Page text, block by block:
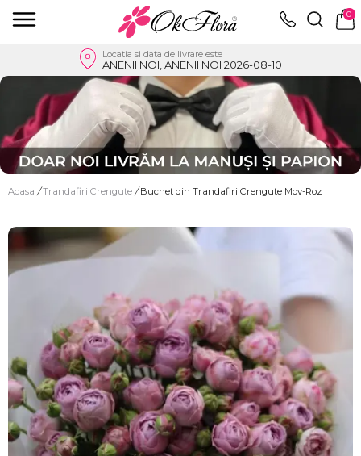
0
Locatia si data de livrare este
ANENII NOI, ANENII NOI 2026-08-10
Acasa / Trandafiri Crengute / Buchet din Trandafiri Crengute Mov-Roz